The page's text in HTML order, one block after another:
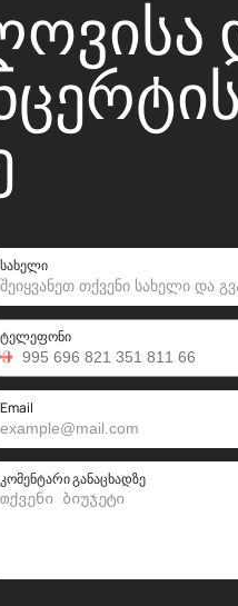
სახელი
ტელეფონი
Email
კომენტარი განაცხადზე